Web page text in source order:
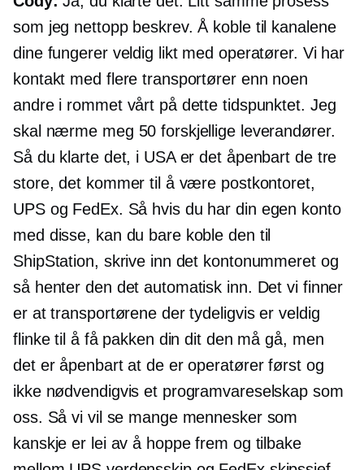
som jeg nettopp beskrev. Å koble til kanalene
dine fungerer veldig likt med operatører. Vi har
kontakt med flere transportører enn noen
andre i rommet vårt på dette tidspunktet. Jeg
skal nærme meg 50 forskjellige leverandører.
Så du klarte det, i USA er det åpenbart de tre
store, det kommer til å være postkontoret,
UPS og FedEx. Så hvis du har din egen konto
med disse, kan du bare koble den til
ShipStation, skrive inn det kontonummeret og
så henter den det automatisk inn. Det vi finner
er at transportørene der tydeligvis er veldig
flinke til å få pakken din dit den må gå, men
det er åpenbart at de er operatører først og
ikke nødvendigvis et programvareselskap som
oss. Så vi vil se mange mennesker som
kanskje er lei av å hoppe frem og tilbake